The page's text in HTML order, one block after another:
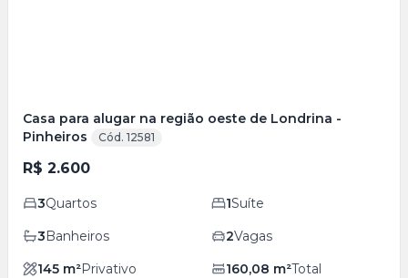
Casa para alugar na região oeste de Londrina -
Pinheiros
Cód. 12581
R$ 2.600
3Quartos 1Suíte
3Banheiros 2Vagas
145 m²Privativo 160,08 m²Total